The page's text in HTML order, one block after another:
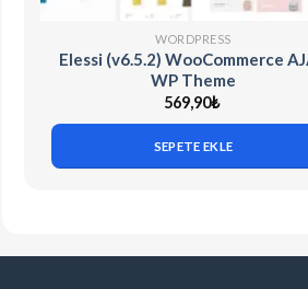
WORDPRESS
Elessi (v6.5.2) WooCommerce
WP Theme
569,90₺
SEPETE EKLE